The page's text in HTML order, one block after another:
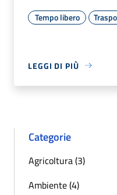
Tempo libero
LEGGI DI PIÙ
Categorie
Agricoltura (3)
Ambiente (4)